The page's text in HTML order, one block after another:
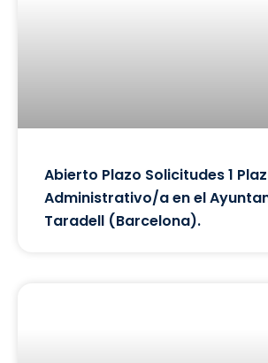
Abierto Plazo Solicitudes 1
Administrativo/a en el
Taradell (Barcelona).